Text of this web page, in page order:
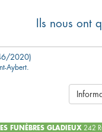
Ils nous ont
2020)
Aybert.
FUNÈBRES GLADIEUX 242